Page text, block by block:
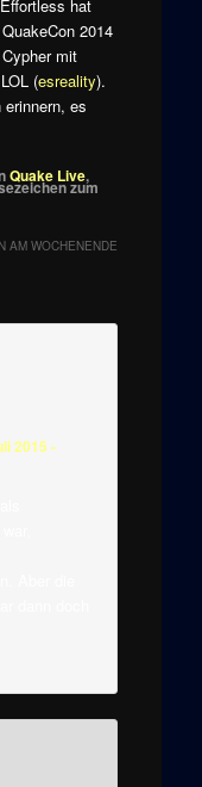
hat
2014
mit
(esreality).
es
Quake Live,
zum
AM WOCHENENDE
2015 -